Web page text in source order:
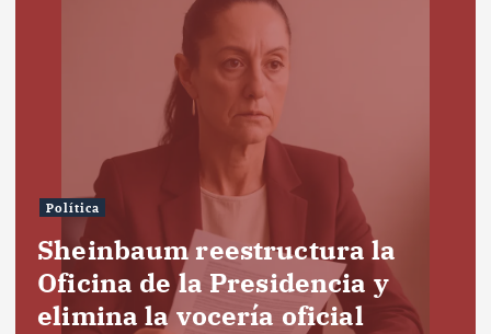
Política
Sheinbaum reestructura la
Oficina de la Presidencia y
elimina la vocería oficial